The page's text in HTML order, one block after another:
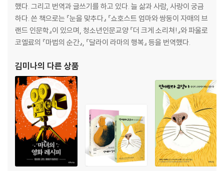
했다. 그리고 번역과 글쓰기를 하고 있다. 늘 삶과 사람, 사랑이 궁금
하다. 쓴 책으로는 『눈을 맞추다』 『쇼호스트 엄마와 쌍둥이 자매의 브
랜드 인문학』이 있으며, 청소년인문교양 『더 크게 소리쳐!』와 파울로
코엘료의 『마법의 순간』, 『달라이 라마의 행복』 등을 번역했다.
김미나의 다른 상품